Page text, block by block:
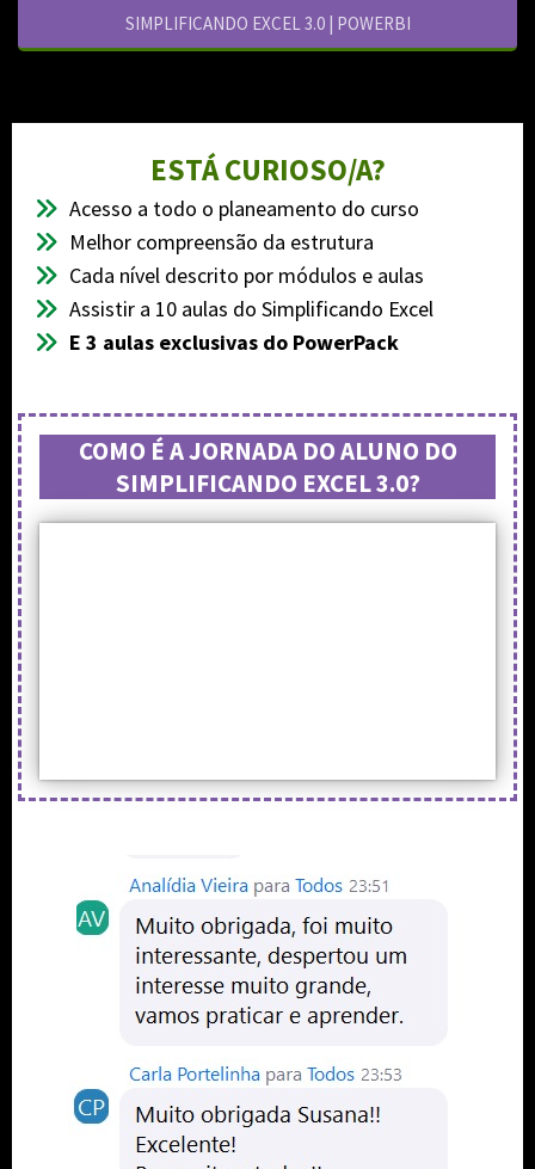
SIMPLIFICANDO EXCEL 3.0 | POWERBI
ESTÁ CURIOSO/A?
Acesso a todo o planeamento do curso
Melhor compreensão da estrutura
Cada nível descrito por módulos e aulas
Assistir a 10 aulas do Simplificando Excel
E 3 aulas exclusivas do PowerPack
COMO É A JORNADA DO ALUNO DO
SIMPLIFICANDO EXCEL 3.0?